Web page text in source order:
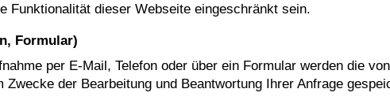
Funktionalität dieser Webseite eingeschränkt sein.
Formular)
per E-Mail, Telefon oder über ein Formular werden die
Zwecke der Bearbeitung und Beantwortung Ihrer Anfrage